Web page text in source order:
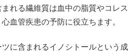
れる繊維質は血中の脂質やコレス
血管疾患の予防に役立ちます。
に含まれるイノシトールという成